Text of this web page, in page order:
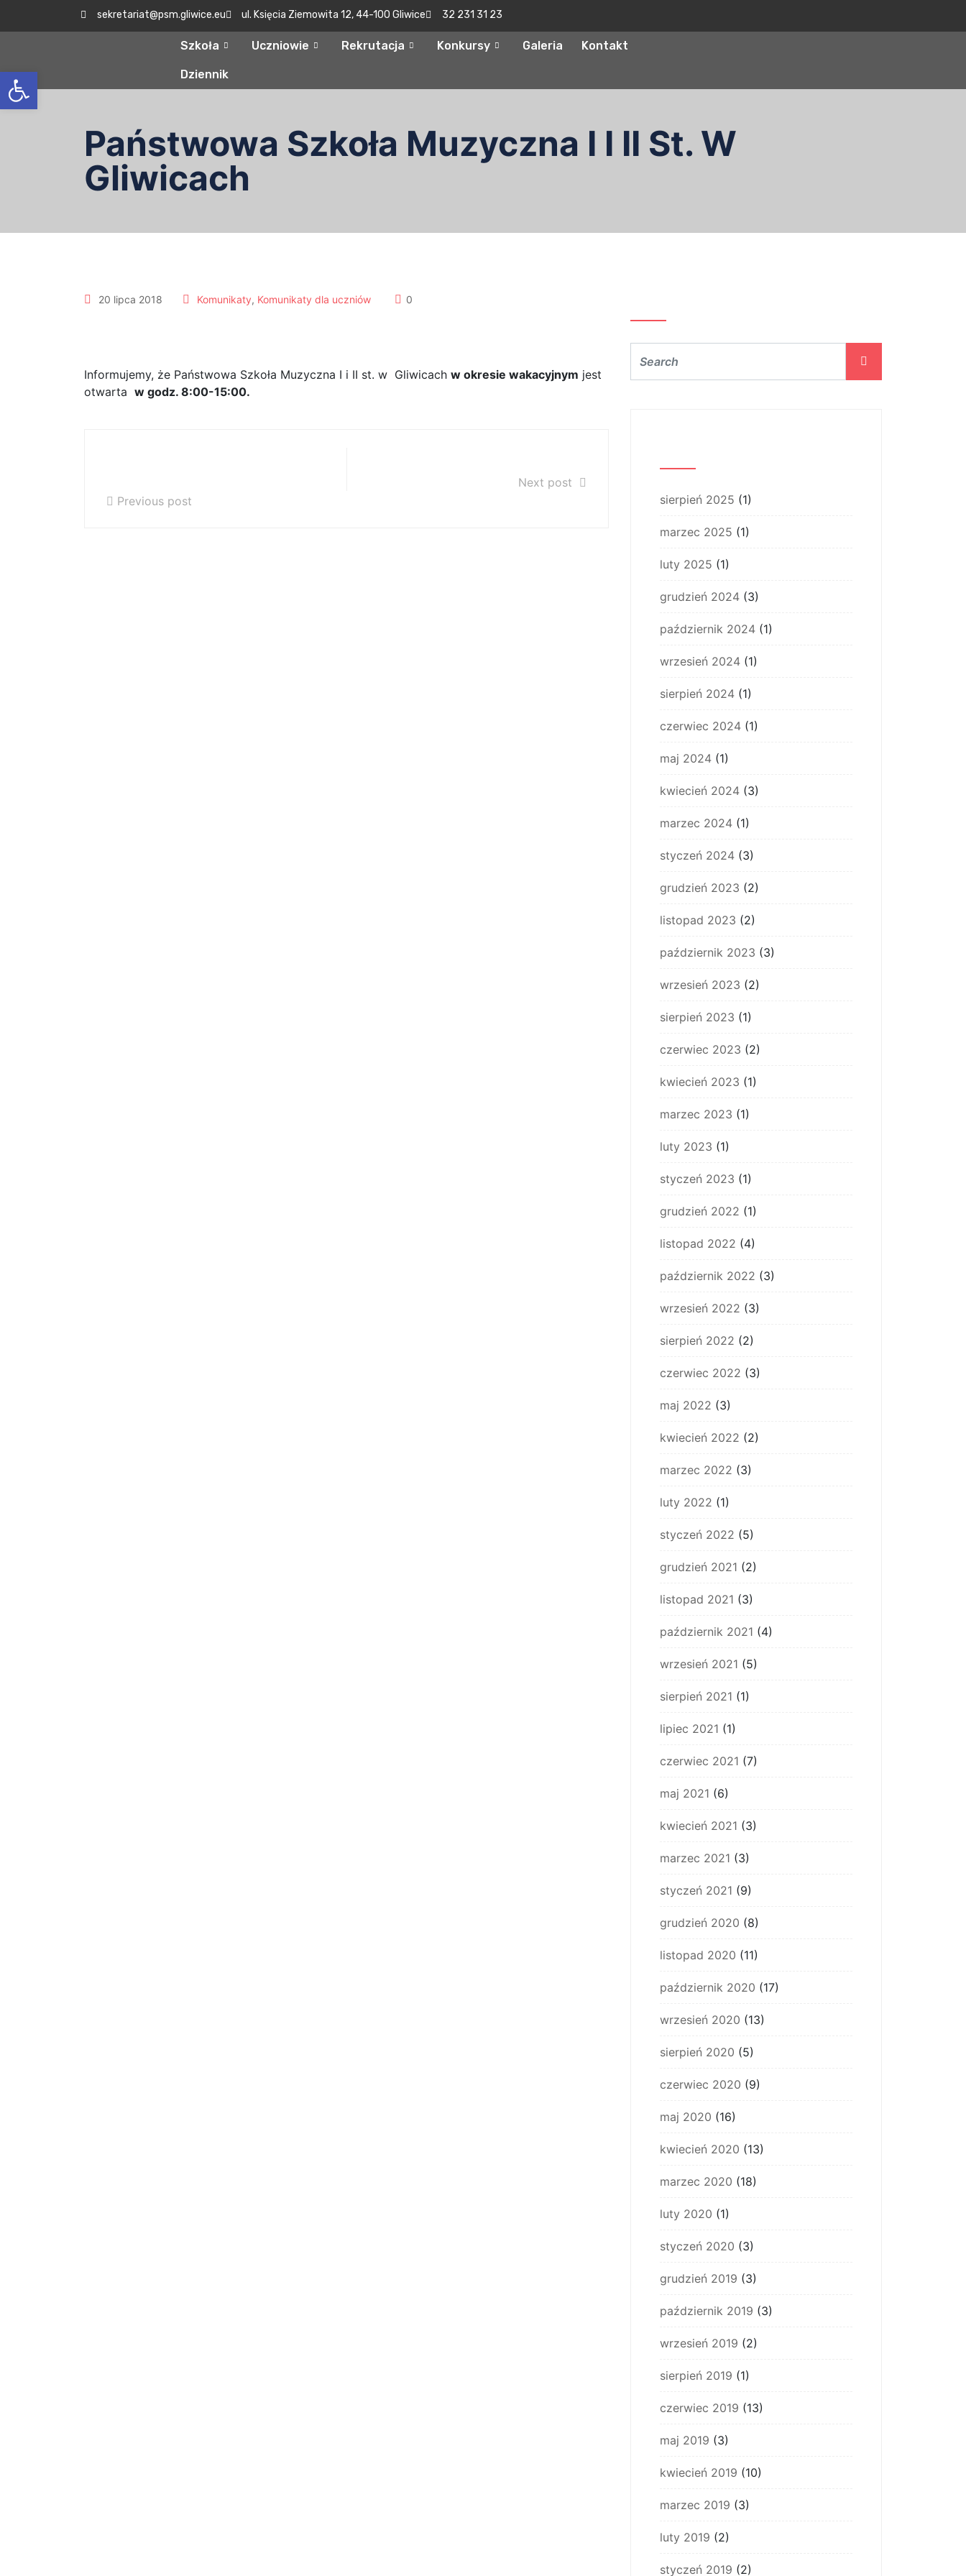
Otwórz pasek narzędzi
sekretariat@psm.gliwice.eu ul. Księcia Ziemowita 12, 44-100 Gliwice 32 231 31 23
Szkoła Uczniowie Rekrutacja Konkursy Galeria Kontakt
Dziennik
Państwowa Szkoła Muzyczna I I II St. W
Gliwicach
20 lipca 2018 Komunikaty, Komunikaty dla uczniów 0
Informujemy, że Państwowa Szkoła Muzyczna I i II st. w Gliwicach w okresie wakacyjnym jest
otwarta w godz. 8:00-15:00.
Previous post
Next post
sierpień 2025 (1)
marzec 2025 (1)
luty 2025 (1)
grudzień 2024 (3)
październik 2024 (1)
wrzesień 2024 (1)
sierpień 2024 (1)
czerwiec 2024 (1)
maj 2024 (1)
kwiecień 2024 (3)
marzec 2024 (1)
styczeń 2024 (3)
grudzień 2023 (2)
listopad 2023 (2)
październik 2023 (3)
wrzesień 2023 (2)
sierpień 2023 (1)
czerwiec 2023 (2)
kwiecień 2023 (1)
marzec 2023 (1)
luty 2023 (1)
styczeń 2023 (1)
grudzień 2022 (1)
listopad 2022 (4)
październik 2022 (3)
wrzesień 2022 (3)
sierpień 2022 (2)
czerwiec 2022 (3)
maj 2022 (3)
kwiecień 2022 (2)
marzec 2022 (3)
luty 2022 (1)
styczeń 2022 (5)
grudzień 2021 (2)
listopad 2021 (3)
październik 2021 (4)
wrzesień 2021 (5)
sierpień 2021 (1)
lipiec 2021 (1)
czerwiec 2021 (7)
maj 2021 (6)
kwiecień 2021 (3)
marzec 2021 (3)
styczeń 2021 (9)
grudzień 2020 (8)
listopad 2020 (11)
październik 2020 (17)
wrzesień 2020 (13)
sierpień 2020 (5)
czerwiec 2020 (9)
maj 2020 (16)
kwiecień 2020 (13)
marzec 2020 (18)
luty 2020 (1)
styczeń 2020 (3)
grudzień 2019 (3)
październik 2019 (3)
wrzesień 2019 (2)
sierpień 2019 (1)
czerwiec 2019 (13)
maj 2019 (3)
kwiecień 2019 (10)
marzec 2019 (3)
luty 2019 (2)
styczeń 2019 (2)